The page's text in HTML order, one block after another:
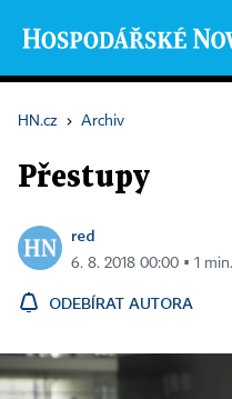
HN.cz › Archiv
Přestupy
red
6. 8. 2018 00:00 ▪ 1
ODEBÍRAT AUTORA